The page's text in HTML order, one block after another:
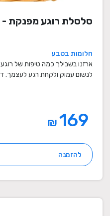
סלסלת רוגע מפנקת - 5 פריטים
חלומות בטבע
ארזנו בשבילך כמה טיפות של רוגע
לנשום עמוק ולקחת רגע לעצמך.
₪
להזמנה